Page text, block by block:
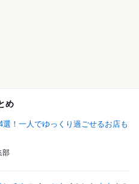
め
！一人でゆっくり過ごせるお店も
部